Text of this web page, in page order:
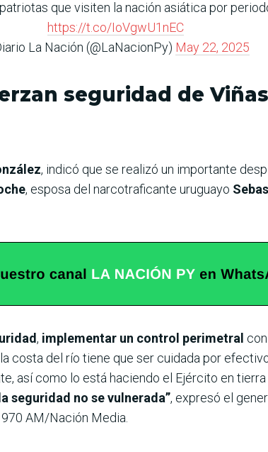
que visiten la nación asiática por
https://t.co/IoVgwU1nEC
La Nación (@LaNacionPy) May 22, 2025
seguridad de
, indicó que se realizó un importante
, esposa del narcotraficante uruguayo
, implementar un control perimetral
costa del río tiene que ser cuidada por
así como lo está haciendo el Ejército en
seguridad no se vulnerada”, expresó el
AM/Nación Media.